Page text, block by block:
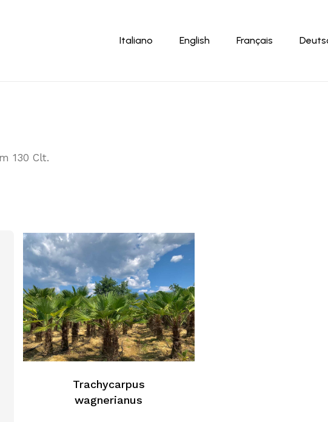
Italiano English Français
130 Clt.
Trachycarpus
wagnerianus